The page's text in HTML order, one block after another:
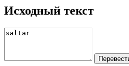
Исходный текст